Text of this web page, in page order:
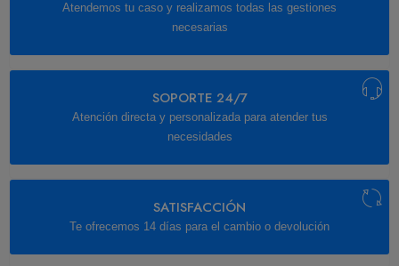
Atendemos tu caso y realizamos todas las gestiones
necesarias
SOPORTE 24/7
Atención directa y personalizada para atender tus
necesidades
SATISFACCIÓN
Te ofrecemos 14 días para el cambio o devolución